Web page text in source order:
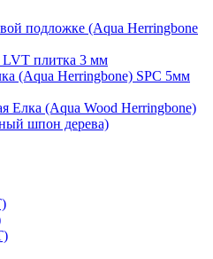
подложке (Aqua Herringbone
LVT плитка 3 мм
(Aqua Herringbone) SPC 5мм
Елка (Aqua Wood Herringbone)
шпон дерева)